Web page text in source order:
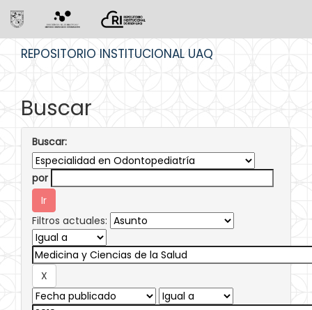
REPOSITORIO INSTITUCIONAL UAQ
Buscar
Buscar:
por
Filtros actuales: